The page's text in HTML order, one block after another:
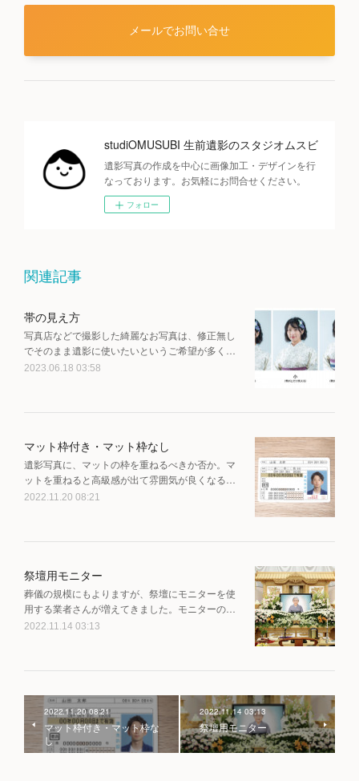
メールでお問い合せ
studiOMUSUBI 生前遺影のスタジオムスビ
遺影写真の作成を中心に画像加工・デザインを行
なっております。お気軽にお問合せください。
フォロー
関連記事
帯の見え方
写真店などで撮影した綺麗なお写真は、修正無し
でそのまま遺影に使いたいというご希望が多く…
2023.06.18 03:58
マット枠付き・マット枠なし
遺影写真に、マットの枠を重ねるべきか否か。マ
ットを重ねると高級感が出て雰囲気が良くなる…
2022.11.20 08:21
祭壇用モニター
葬儀の規模にもよりますが、祭壇にモニターを使
用する業者さんが増えてきました。モニターの…
2022.11.14 03:13
2022.11.20 08:21
マット枠付き・マット枠な
し
2022.11.14 03:13
祭壇用モニター